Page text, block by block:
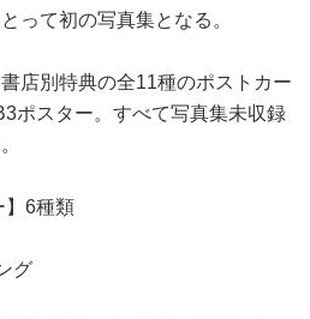
って初の写真集となる。
店別特典の全11種のポストカー
ポスター。すべて写真集未収録
】6種類
グ